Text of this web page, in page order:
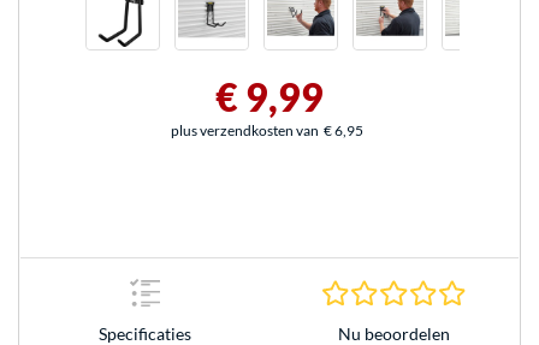
€ 9,99
plus verzendkosten van € 6,95
Specificaties Nu beoordelen